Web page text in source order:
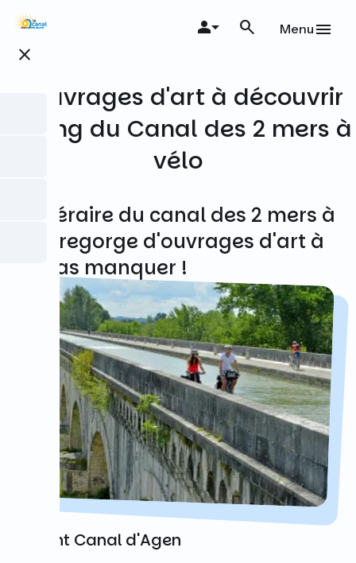
Aller
principal
close
Menu
5 ouvrages d'art à découvrir
le long du Canal des 2 mers à
vélo
L'itinéraire du canal des 2 mers à
vélo regorge d'ouvrages d'art à
ne pas manquer !
Le pont Canal d'Agen